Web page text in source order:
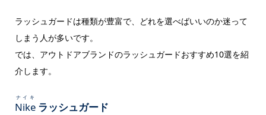
ラッシュガードは種類が豊富で、どれを選べばいいのか迷って
しまう人が多いです。
では、アウトドアブランドのラッシュガードおすすめ10選を紹
介します。
Nike
ナイキ
ラッシュガード